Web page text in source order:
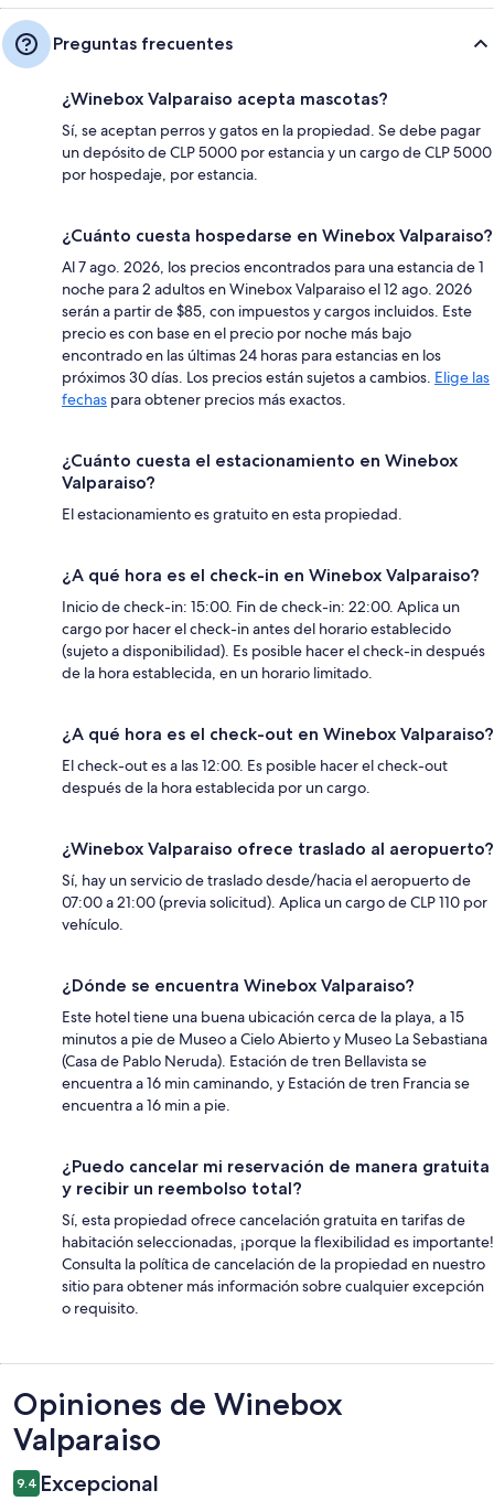
Preguntas frecuentes
¿Winebox Valparaiso acepta mascotas?
Sí, se aceptan perros y gatos en la propiedad. Se debe pagar
un depósito de CLP 5000 por estancia y un cargo de CLP 5000
por hospedaje, por estancia.
¿Cuánto cuesta hospedarse en Winebox Valparaiso?
Al 7 ago. 2026, los precios encontrados para una estancia de 1
noche para 2 adultos en Winebox Valparaiso el 12 ago. 2026
serán a partir de $85, con impuestos y cargos incluidos. Este
precio es con base en el precio por noche más bajo
encontrado en las últimas 24 horas para estancias en los
próximos 30 días. Los precios están sujetos a cambios. Elige las
fechas para obtener precios más exactos.
¿Cuánto cuesta el estacionamiento en Winebox
Valparaiso?
El estacionamiento es gratuito en esta propiedad.
¿A qué hora es el check-in en Winebox Valparaiso?
Inicio de check-in: 15:00. Fin de check-in: 22:00. Aplica un
cargo por hacer el check-in antes del horario establecido
(sujeto a disponibilidad). Es posible hacer el check-in después
de la hora establecida, en un horario limitado.
¿A qué hora es el check-out en Winebox Valparaiso?
El check-out es a las 12:00. Es posible hacer el check-out
después de la hora establecida por un cargo.
¿Winebox Valparaiso ofrece traslado al aeropuerto?
Sí, hay un servicio de traslado desde/hacia el aeropuerto de
07:00 a 21:00 (previa solicitud). Aplica un cargo de CLP 110 por
vehículo.
¿Dónde se encuentra Winebox Valparaiso?
Este hotel tiene una buena ubicación cerca de la playa, a 15
minutos a pie de Museo a Cielo Abierto y Museo La Sebastiana
(Casa de Pablo Neruda). Estación de tren Bellavista se
encuentra a 16 min caminando, y Estación de tren Francia se
encuentra a 16 min a pie.
¿Puedo cancelar mi reservación de manera gratuita
y recibir un reembolso total?
Sí, esta propiedad ofrece cancelación gratuita en tarifas de
habitación seleccionadas, ¡porque la flexibilidad es importante!
Consulta la política de cancelación de la propiedad en nuestro
sitio para obtener más información sobre cualquier excepción
o requisito.
Opiniones
Opiniones de Winebox
Valparaiso
9.4 Excepcional